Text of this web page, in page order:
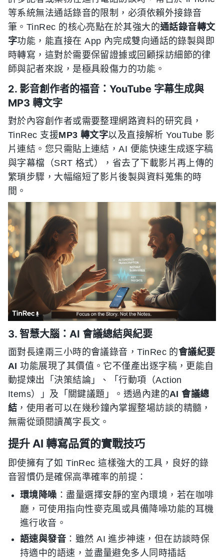
等系統無法通話錄音的限制，必須依賴外接錄音
筆。TinRec 的核心亮點在於其強大的通話錄音轉文
字功能，能直接在 App 內完成雙向通話的錄製與即
時轉寫，這對於需要保留證據或回顧採訪細節的律
師與記者來說，是極具殺傷力的功能。
2. 影音創作者的福音：YouTube 字幕生成與
MP3 轉文字
對於內容創作者或需要整理網路資料的研究員，
TinRec 支援MP3 轉文字以及直接解析 YouTube 影
片連結。您只需貼上連結，AI 便能快速生成逐字稿
與字幕檔（SRT 格式），省去了下載影片再上傳的
繁瑣步驟，大幅縮短了影片後製與資料蒐集的時
間。
3. 智慧大腦：AI 會議總結與紀要
面對長達兩三小時的會議錄音，TinRec 的會議紀要
AI 功能展現了其價值。它不僅產出逐字稿，更能自
動提煉出「決策結論」、「行動項（Action
Items）」及「關鍵議題」。透過內建的AI 會議總
結 ，使用者可以在幾秒鐘內掌握整場訪談的精髓，
無需從頭閱讀萬字長文。
提升 AI 轉寫品質的實戰技巧
即使擁有了如 TinRec 這樣強大的工具，良好的錄
音習慣仍是確保高準確率的前提：
環境降噪 ：盡量選擇安靜的室內環境，若在咖啡
廳，可使用指向性麥克風或具備降噪功能的耳機
進行收音。
語速與發音 ：雖然 AI 進步神速，但在訪談時保
持適中的語速，並盡量避免多人同時插話